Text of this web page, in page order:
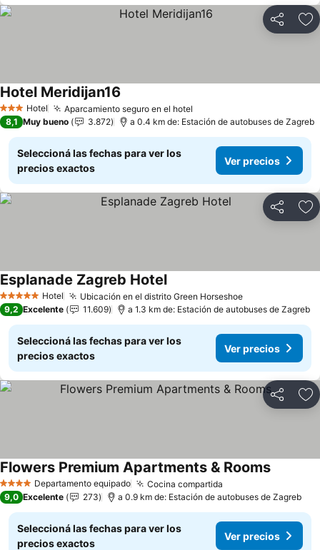
Compartir
3 Estrellas
Hotel Aparcamiento seguro en el hotel
Hotel Meridijan16
8,1 Muy bueno 3.872 a 0.4 km de: Estación de autobuses de Zagreb
Seleccioná las fechas para ver los
precios exactos
Ver precios
Compartir
5 Estrellas Hotel Ubicación en el distrito Green Horseshoe
Esplanade Zagreb Hotel
9,2 Excelente 11.609 a 1.3 km de: Estación de autobuses de Zagreb
Seleccioná las fechas para ver los
precios exactos
Ver precios
Compartir
4 EstrellasDepartamento equipado Cocina compartida
Flowers Premium Apartments & Rooms
9,0 Excelente 273 a 0.9 km de: Estación de autobuses de Zagreb
Seleccioná las fechas para ver los
precios exactos
Ver precios